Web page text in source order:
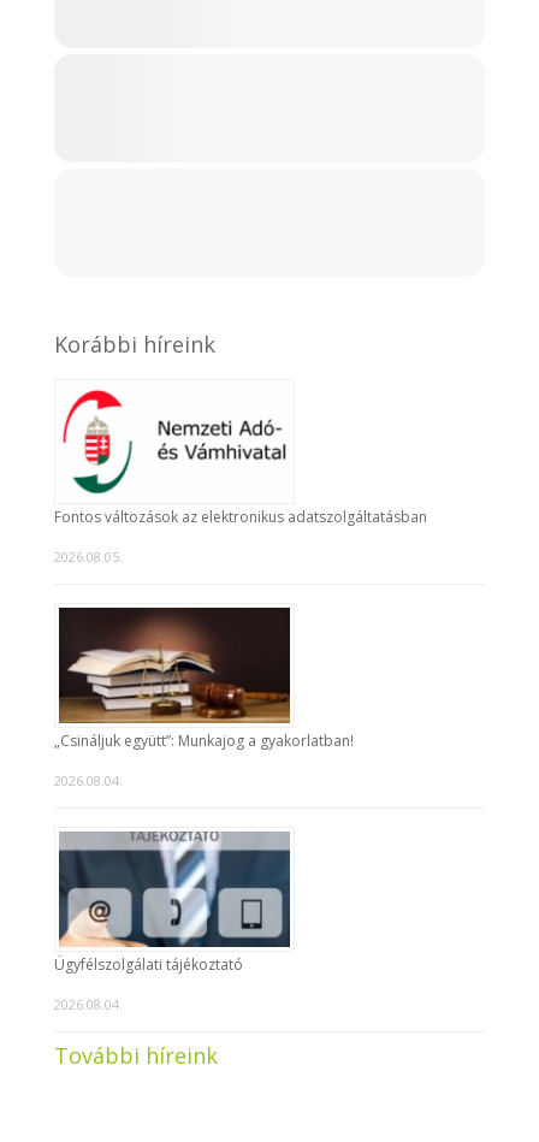
Korábbi híreink
Fontos változások az elektronikus adatszolgáltatásban
2026.08.05.
„Csináljuk együtt”: Munkajog a gyakorlatban!
2026.08.04.
Ügyfélszolgálati tájékoztató
2026.08.04.
További híreink